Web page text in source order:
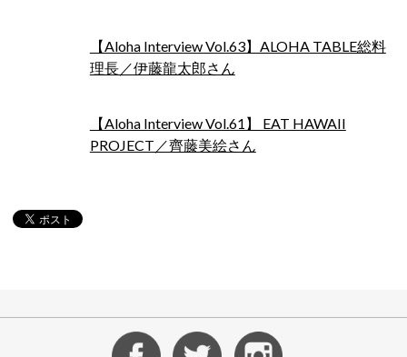
【Aloha Interview Vol.63】ALOHA TABLE総料
理長／伊藤龍太郎さん
【Aloha Interview Vol.61】 EAT HAWAII
PROJECT／齊藤美絵さん